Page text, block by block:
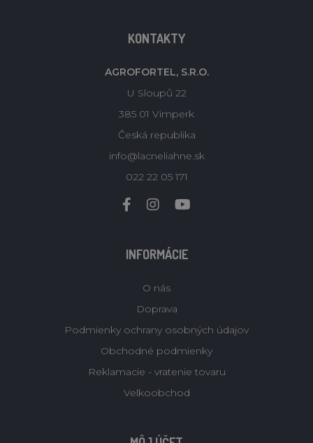
KONTAKTY
AGROFORTEL, S.R.O.
U Sloupů 22
385 01 Vimperk
Česká republika
info@lacneliahne.sk
022 22 05 171
INFORMÁCIE
O nás
Doprava
Podmienky ochrany osobných údajov
Obchodné podmienky
Reklamacie - vratenie tovaru
Velkoobchod